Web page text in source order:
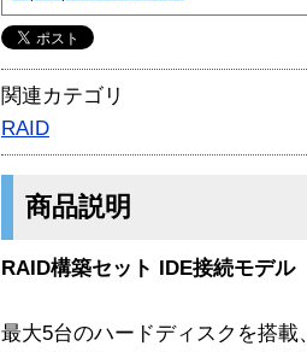
関連カテゴリ
RAID
商品説明
RAID構築セット IDE接続モデル
最大5台のハードディスクを搭